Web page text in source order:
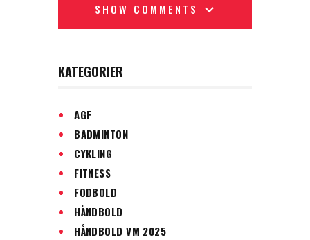
SHOW COMMENTS
KATEGORIER
AGF
BADMINTON
CYKLING
FITNESS
FODBOLD
HÅNDBOLD
HÅNDBOLD VM 2025